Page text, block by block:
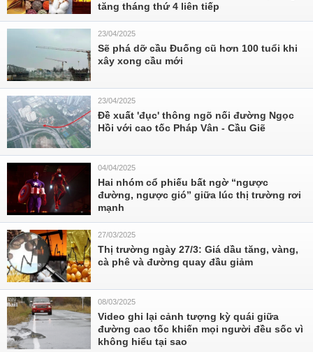
tăng tháng thứ 4 liên tiếp
23/04/2025
Sẽ phá dỡ cầu Đuống cũ hơn 100 tuổi khi
xây xong cầu mới
23/04/2025
Đề xuất 'đục' thông ngõ nối đường Ngọc
Hồi với cao tốc Pháp Vân - Cầu Giẽ
04/04/2025
Hai nhóm cổ phiếu bất ngờ “ngược
đường, ngược gió” giữa lúc thị trường rơi
mạnh
27/03/2025
Thị trường ngày 27/3: Giá dầu tăng, vàng,
cà phê và đường quay đầu giảm
08/03/2025
Video ghi lại cảnh tượng kỳ quái giữa
đường cao tốc khiến mọi người đều sốc vì
không hiểu tại sao